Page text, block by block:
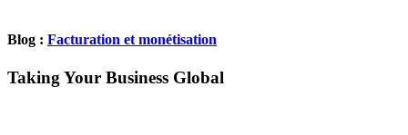
Blog : Facturation et monétisation
Taking Your Business Global